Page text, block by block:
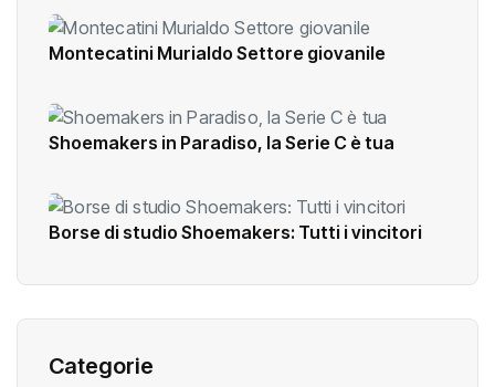
Montecatini Murialdo Settore giovanile
Shoemakers in Paradiso, la Serie C è tua
Borse di studio Shoemakers: Tutti i vincitori
Categorie